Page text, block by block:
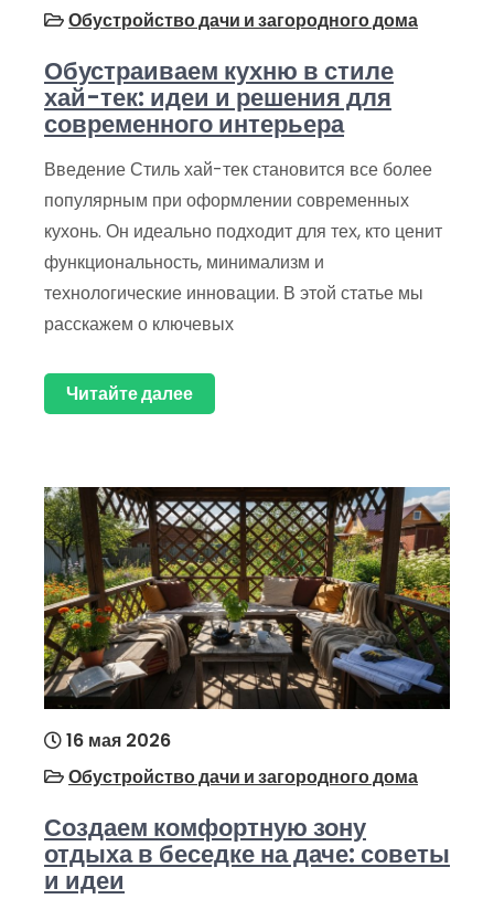
Обустройство дачи и загородного дома
Обустраиваем кухню в стиле
хай-тек: идеи и решения для
современного интерьера
Введение Стиль хай-тек становится все более
популярным при оформлении современных
кухонь. Он идеально подходит для тех, кто ценит
функциональность, минимализм и
технологические инновации. В этой статье мы
расскажем о ключевых
Читайте далее
16 мая 2026
Обустройство дачи и загородного дома
Создаем комфортную зону
отдыха в беседке на даче: советы
и идеи